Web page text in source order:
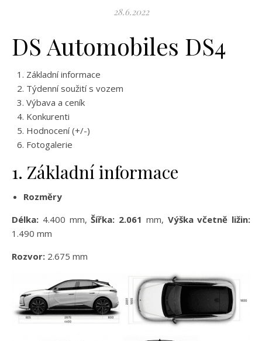
28.6.2022
DS Automobiles DS4
Základní informace
Týdenní soužití s vozem
Výbava a ceník
Konkurenti
Hodnocení (+/-)
Fotogalerie
1. Základní informace
Rozměry
Délka: 4.400 mm,Šířka: 2.061 mm, Výška včetně ližin:
1.490 mm
Rozvor: 2.675 mm